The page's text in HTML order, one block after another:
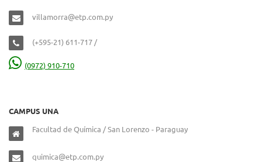
villamorra@etp.com.py
(+595-21) 611-717 /
(0972) 910-710
CAMPUS UNA
Facultad de Química / San Lorenzo - Paraguay
quimica@etp.com.py